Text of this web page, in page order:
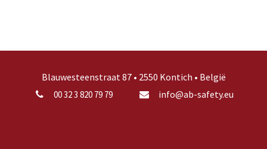
Blauwesteenstraat 87 • 2550 Kontich • België
00 32 3 820 79 79 info@ab-safety.eu